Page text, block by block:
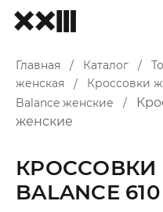
Главная / Каталог /
женская
/ Кроссовки
Balance женские
/
женские
КРОССОВКИ
BALANCE